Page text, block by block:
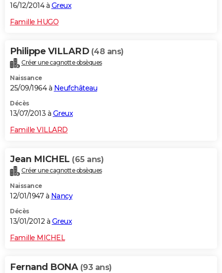
16/12/2014 à Greux
Famille HUGO
Philippe VILLARD (48 ans)
Créer une cagnotte obsèques
Naissance
25/09/1964 à Neufchâteau
Décès
13/07/2013 à Greux
Famille VILLARD
Jean MICHEL (65 ans)
Créer une cagnotte obsèques
Naissance
12/01/1947 à Nancy
Décès
13/01/2012 à Greux
Famille MICHEL
Fernand BONA (93 ans)